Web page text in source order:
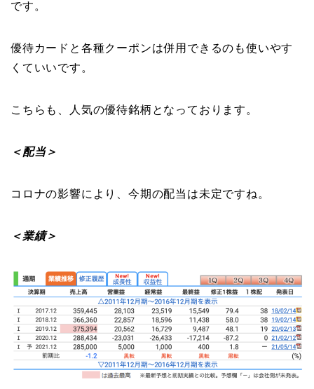
です。
優待カードと各種クーポンは併用できるのも使いやす
くていいです。
こちらも、人気の優待銘柄となっております。
＜配当＞
コロナの影響により、今期の配当は未定ですね。
＜業績＞